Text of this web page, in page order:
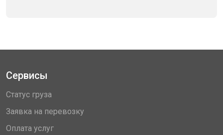
Сервисы
Статус груза
Заявка на перевозку
Оплата услуг